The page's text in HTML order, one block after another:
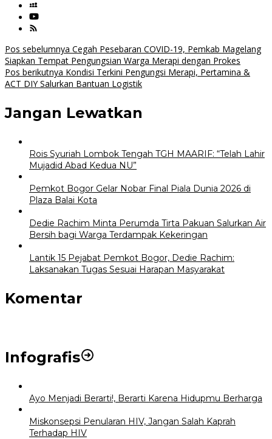
Navigasi
pos
Pos sebelumnya Cegah Pesebaran COVID-19, Pemkab Magelang
Siapkan Tempat Pengungsian Warga Merapi dengan Prokes
Pos berikutnya Kondisi Terkini Pengungsi Merapi, Pertamina &
ACT DIY Salurkan Bantuan Logistik
Jangan Lewatkan
Rois Syuriah Lombok Tengah TGH MAARIF: “Telah Lahir
Mujadid Abad Kedua NU”
Pemkot Bogor Gelar Nobar Final Piala Dunia 2026 di
Plaza Balai Kota
Dedie Rachim Minta Perumda Tirta Pakuan Salurkan Air
Bersih bagi Warga Terdampak Kekeringan
Lantik 15 Pejabat Pemkot Bogor, Dedie Rachim:
Laksanakan Tugas Sesuai Harapan Masyarakat
Komentar
Infografis
Ayo Menjadi Berarti!, Berarti Karena Hidupmu Berharga
Miskonsepsi Penularan HIV, Jangan Salah Kaprah
Terhadap HIV